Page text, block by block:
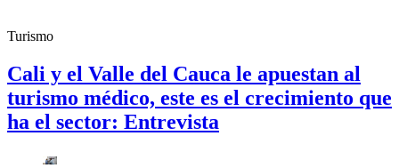
Turismo
Cali y el Valle del Cauca le apuestan al
turismo médico, este es el crecimiento que
ha el sector: Entrevista